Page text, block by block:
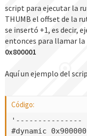
script para ejecutar la
THUMB el offset de la
se insertó +1, es decir,
entonces para llamar
0x800001
Aquí un ejemplo del
Código:
'---------------
#dynamic 0x900000